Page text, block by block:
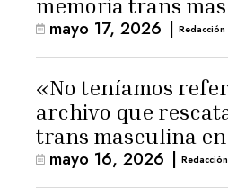
memoria trans
mayo 17, 2026 | Redacción
«No teníamos
archivo que
trans masculina en
Latinoamérica
mayo 16, 2026 | Redacción